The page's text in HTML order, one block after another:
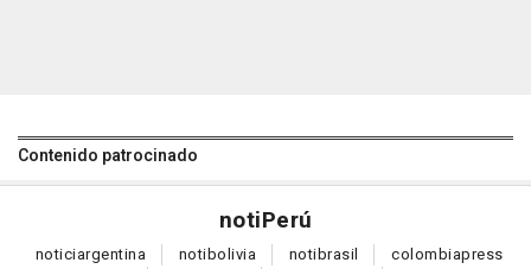
Contenido patrocinado
notiPerú
noticiargentina notibolivia notibrasil colombiapress